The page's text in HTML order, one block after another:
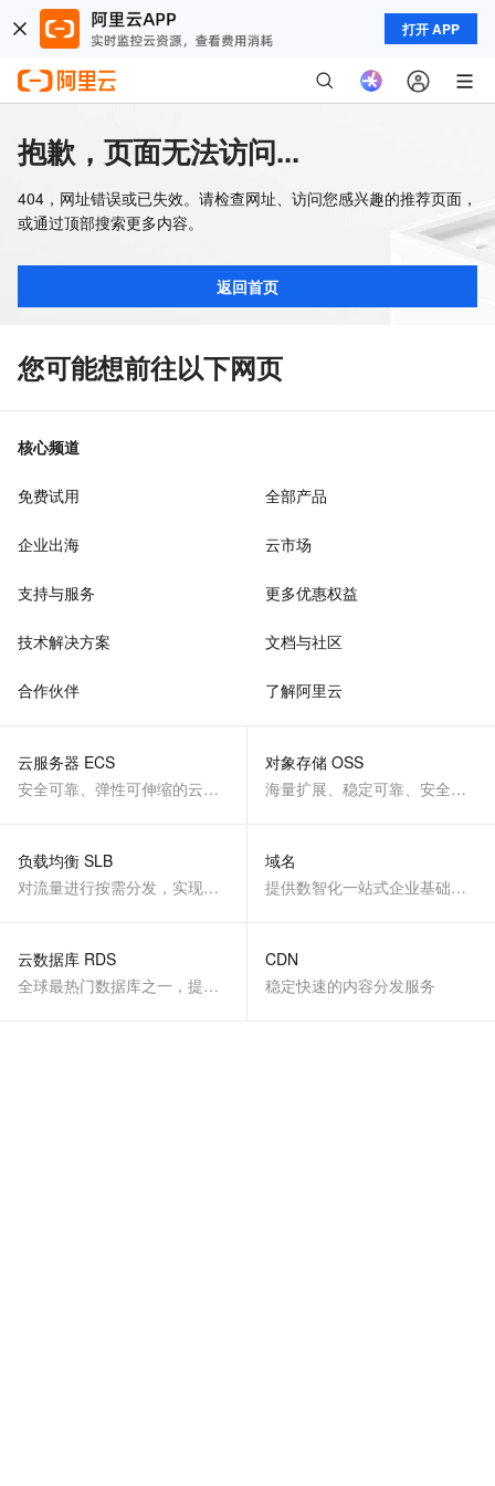
打开 APP
抱歉，页面无法访问...
404，网址错误或已失效。请检查网址、访问您感兴趣的推荐页面，
或通过顶部搜索更多内容。
返回首页
您可能想前往以下网页
核心频道
免费试用 全部产品
企业出海 云市场
支持与服务 更多优惠权益
技术解决方案 文档与社区
合作伙伴 了解阿里云
云服务器 ECS
安全可靠、弹性可伸缩的云计算服务
对象存储 OSS
海量扩展、稳定可靠、安全、低成本、智能
负载均衡 SLB
对流量进行按需分发，实现应用高可用
域名
提供数智化一站式企业基础服务
云数据库 RDS
全球最热门数据库之一，提供全托管的稳定服务
CDN
稳定快速的内容分发服务